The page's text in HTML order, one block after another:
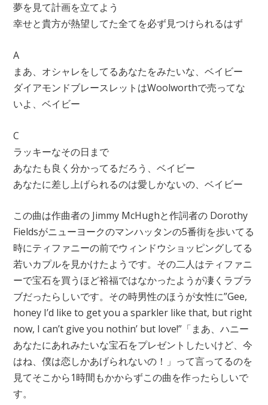
夢を見て計画を立てよう
幸せと貴方が熱望してた全てを必ず見つけられるはず
A
まあ、オシャレをしてるあなたをみたいな、ベイビー
ダイアモンドブレースレットはWoolworthで売ってな
いよ、ベイビー
C
ラッキーなその日まで
あなたも良く分かってるだろう、ベイビー
あなたに差し上げられるのは愛しかないの、ベイビー
この曲は作曲者の Jimmy McHughと作詞者の Dorothy
Fieldsがニューヨークのマンハッタンの5番街を歩いてる
時にティファニーの前でウィンドウショッピングしてる
若いカプルを見かけたようです。その二人はティファニ
ーで宝石を買うほど裕福ではなかったようが凄くラブラ
ブだったらしいです。その時男性のほうが女性に”Gee,
honey I’d like to get you a sparkler like that, but right
now, I can’t give you nothin’ but love!”「まあ、ハニー
あなたにあれみたいな宝石をプレゼントしたいけど、今
はね、僕は恋しかあげられないの！」って言ってるのを
見てそこから1時間もかからずこの曲を作ったらしいで
す。